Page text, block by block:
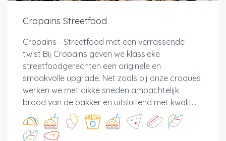
Cropains Streetfood
Cropains - Streetfood met een verrassende
twist Bij Cropains geven we klassieke
streetfoodgerechten een originele en
smaakvolle upgrade. Net zoals bij onze croques
werken we met dikke sneden ambachtelijk
brood van de bakker en uitsluitend met kwalit...